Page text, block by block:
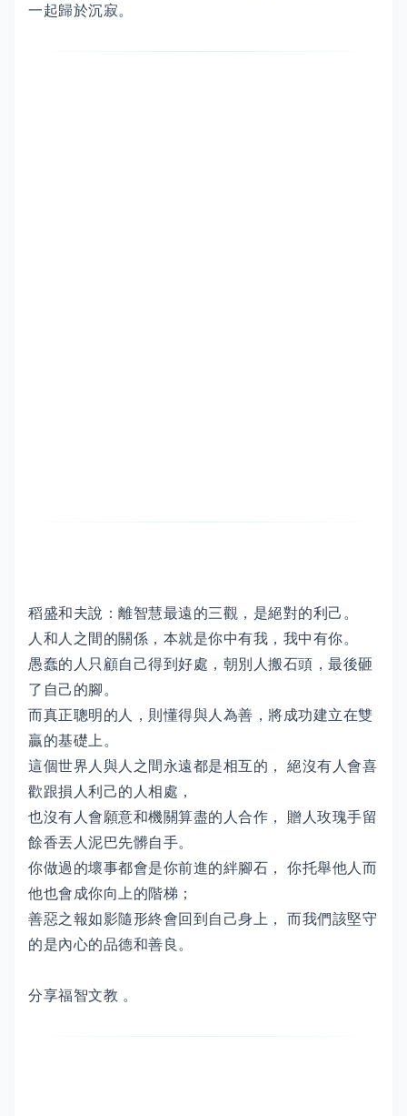
一起歸於沉寂。
稻盛和夫說：離智慧最遠的三觀，是絕對的利己。
人和人之間的關係，本就是你中有我，我中有你。
愚蠢的人只顧自己得到好處，朝別人搬石頭，最後砸
了自己的腳。
而真正聰明的人，則懂得與人為善，將成功建立在雙
贏的基礎上。
這個世界人與人之間永遠都是相互的， 絕沒有人會喜
歡跟損人利己的人相處，
也沒有人會願意和機關算盡的人合作， 贈人玫瑰手留
餘香丟人泥巴先髒自手。
你做過的壞事都會是你前進的絆腳石， 你托舉他人而
他也會成你向上的階梯；
善惡之報如影隨形終會回到自己身上， 而我們該堅守
的是內心的品德和善良。
分享福智文教 。